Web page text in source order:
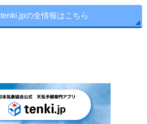
tenki.jpの全情報はこちら